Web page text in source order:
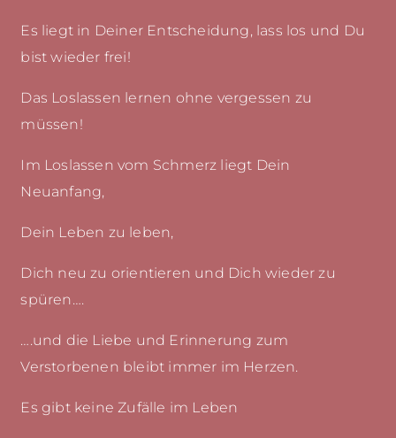
Es liegt in Deiner Entscheidung, lass los und Du
bist wieder frei!
Das Loslassen lernen ohne vergessen zu
müssen!
Im Loslassen vom Schmerz liegt Dein
Neuanfang,
Dein Leben zu leben,
Dich neu zu orientieren und Dich wieder zu
spüren….
….und die Liebe und Erinnerung zum
Verstorbenen bleibt immer im Herzen.
Es gibt keine Zufälle im Leben